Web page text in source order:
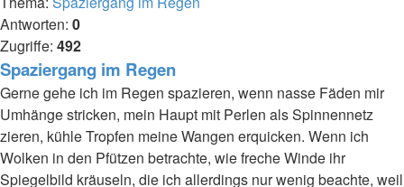
Antworten: 0
Zugriffe: 492
Spaziergang im Regen
Gerne gehe ich im Regen spazieren, wenn nasse Fäden mir
Umhänge stricken, mein Haupt mit Perlen als Spinnennetz
zieren, kühle Tropfen meine Wangen erquicken. Wenn ich
Wolken in den Pfützen betrachte, wie freche Winde ihr
Spiegelbild kräuseln, die ich allerdings nur wenig beachte, weil